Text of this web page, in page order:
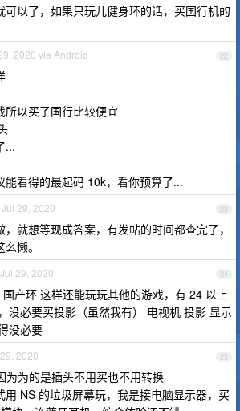
可以了，如果只玩儿健身环的话，买国行机的
22
2020 via Android
所以买了国行比较便宜
...
能看得的最起码 10k，看你预算了...
23
Jul 29, 2020
，就想等现成答案，有发帖的时间都查完了，
懒。
24
Jul 29, 2020
产环 这样还能玩玩其他的游戏，有 24 以上
没必要买投影（虽然我有） 电视机 投影 显示
没必要
25
2020
为为的是插头不用买也不用转换
用 NS 的垃圾屏幕玩，我是接电脑显示器，买